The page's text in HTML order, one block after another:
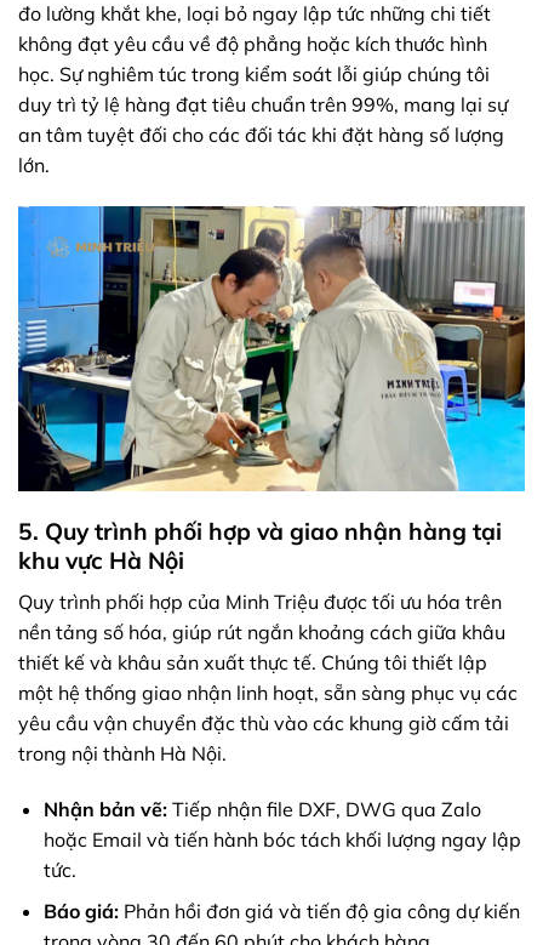
đo lường khắt khe, loại bỏ ngay lập tức những chi tiết
không đạt yêu cầu về độ phẳng hoặc kích thước hình
học. Sự nghiêm túc trong kiểm soát lỗi giúp chúng tôi
duy trì tỷ lệ hàng đạt tiêu chuẩn trên 99%, mang lại sự
an tâm tuyệt đối cho các đối tác khi đặt hàng số lượng
lớn.
5. Quy trình phối hợp và giao nhận hàng tại
khu vực Hà Nội
Quy trình phối hợp của Minh Triệu được tối ưu hóa trên
nền tảng số hóa, giúp rút ngắn khoảng cách giữa khâu
thiết kế và khâu sản xuất thực tế. Chúng tôi thiết lập
một hệ thống giao nhận linh hoạt, sẵn sàng phục vụ các
yêu cầu vận chuyển đặc thù vào các khung giờ cấm tải
trong nội thành Hà Nội.
Nhận bản vẽ:Tiếp nhận file DXF, DWG qua Zalo
hoặc Email và tiến hành bóc tách khối lượng ngay lập
tức.
Báo giá:Phản hồi đơn giá và tiến độ gia công dự kiến